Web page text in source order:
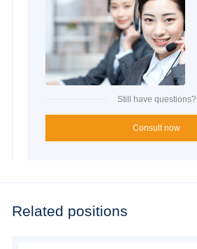
Still have questions?
Consult now
Related positions